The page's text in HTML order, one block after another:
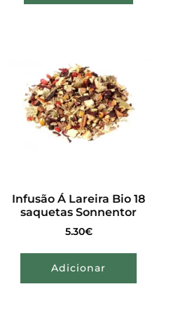
Infusão Á Lareira Bio 18
saquetas Sonnentor
5.30€
Adicionar